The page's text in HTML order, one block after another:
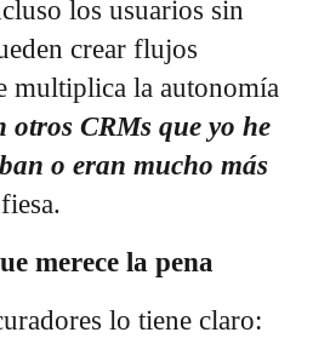
los usuarios sin
crear flujos
multiplica la autonomía
otros CRMs que yo he
o eran mucho más
merece la pena
lo tiene claro: